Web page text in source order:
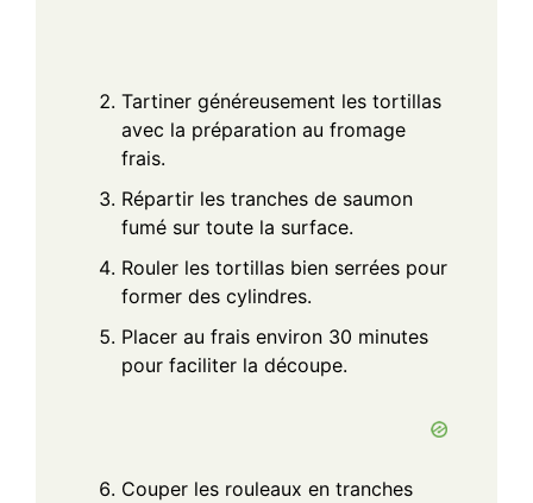
Tartiner généreusement les tortillas
avec la préparation au fromage
frais.
Répartir les tranches de saumon
fumé sur toute la surface.
Rouler les tortillas bien serrées pour
former des cylindres.
Placer au frais environ 30 minutes
pour faciliter la découpe.
Couper les rouleaux en tranches